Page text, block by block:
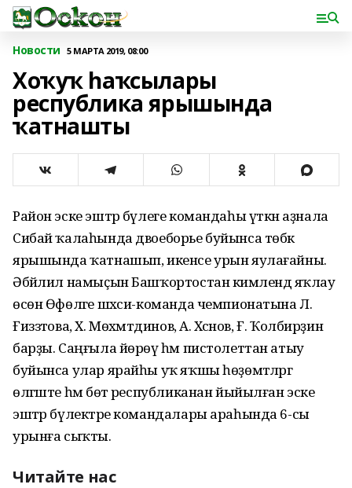
Новости 5 МАРТА 2019, 08:00
Хоҡуҡ һаҡсылары
республика ярышында
ҡатнашты
Район эске эштәр бүлеге командаһы үткән аҙнала
Сибай ҡалаһында двоеборье буйынса төбәк
ярышында ҡатнашып, икенсе урын яулағайны.
Әбйәлил намыҫын Башҡортостан кимәлендә яҡлау
өсөн Өфөләге шәхси-команда чемпионатына Л.
Ғиззәтова, Х. Мөхәмәтдинов, А. Хәсәнов, Ғ. Ҡолбирҙин
барҙы. Саңғыла йөрөү һәм пистолеттан атыу
буйынса улар ярайһы уҡ яҡшы һөҙөмтәләргә
өлгәште һәм бөтә республиканан йыйылған эске
эштәр бүлектәре командалары араһында 6-сы
урынға сыҡты.
Читайте нас